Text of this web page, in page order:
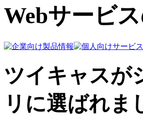
Webサービ
ツイキャスが
リに選ばれま